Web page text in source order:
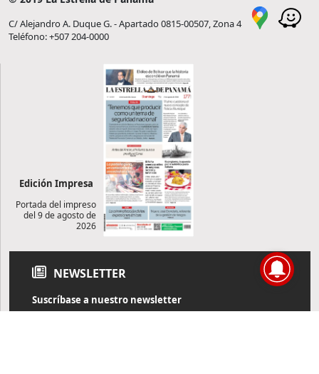
C/ Alejandro A. Duque G. - Apartado 0815-00507, Zona 4
Teléfono: +507 204-0000
Edición Impresa
Portada del impreso
del 9 de agosto de
2026
NEWSLETTER
Suscríbase a nuestro newsletter
Reciba diariamente información de actualidad directamente en